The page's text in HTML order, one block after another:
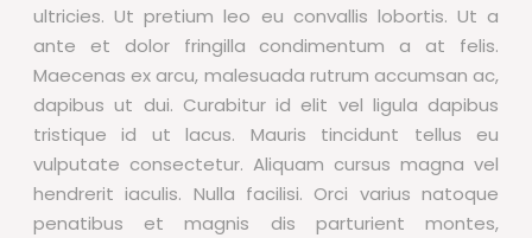
ultricies. Ut pretium leo eu convallis lobortis. Ut a
ante et dolor fringilla condimentum a at felis.
Maecenas ex arcu, malesuada rutrum accumsan ac,
dapibus ut dui. Curabitur id elit vel ligula dapibus
tristique id ut lacus. Mauris tincidunt tellus eu
vulputate consectetur. Aliquam cursus magna vel
hendrerit iaculis. Nulla facilisi. Orci varius natoque
penatibus et magnis dis parturient montes,